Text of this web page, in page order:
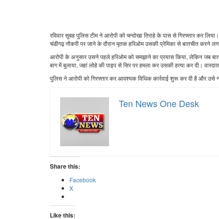
रविवार सुबह पुलिस टीम ने आरोपी को चन्दोखा तिराहे के पास से गिरफ्तार कर
चंडीगढ़ नौकरी पर जाने के दौरान मृतक हरिओम उसकी प्रेमिका से बातचीत करने
आरोपी के अनुसार उसने पहले हरिओम को समझाने का प्रयास किया, लेकिन जब
बाग में बुलाया, जहां लोहे की पाइप से सिर पर हमला कर उसकी हत्या कर दी।
पुलिस ने आरोपी को गिरफ्तार कर आवश्यक विधिक कार्रवाई शुरू कर दी है और उसे
Ten News One Desk
Share this:
Facebook
X
Like this: